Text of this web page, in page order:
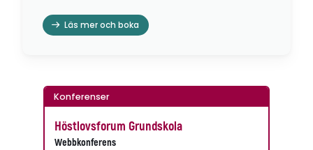
Läs mer och boka
Konferenser
Höstlovsforum Grundskola
Webbkonferens